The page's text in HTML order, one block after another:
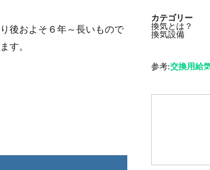
後およそ６年～長いもので
す。
カテゴリー
換気とは？
換気設備
参考:交換用給